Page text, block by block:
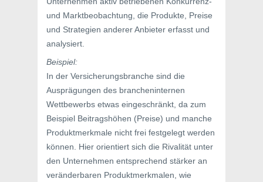
und Marktbeobachtung, die Produkte, Preise
und Strategien anderer Anbieter erfasst und
analysiert.
Beispiel:
In der Versicherungsbranche sind die
Ausprägungen des brancheninternen
Wettbewerbs etwas eingeschränkt, da zum
Beispiel Beitragshöhen (Preise) und manche
Produktmerkmale nicht frei festgelegt werden
können. Hier orientiert sich die Rivalität unter
den Unternehmen entsprechend stärker an
veränderbaren Produktmerkmalen, wie